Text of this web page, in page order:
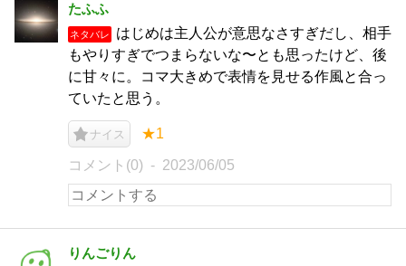
たふふ
ネタバレ
はじめは主人公が意思なさすぎだし、相手
もやりすぎでつまらないな〜とも思ったけど、後
に甘々に。コマ大きめで表情を見せる作風と合っ
ていたと思う。
ナイス ★1
コメント(0) 2023/06/05
りんごりん